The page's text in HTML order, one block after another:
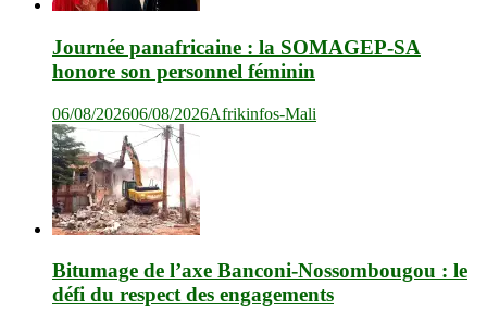
Journée panafricaine : la SOMAGEP-SA
honore son personnel féminin
06/08/202606/08/2026Afrikinfos-Mali
Bitumage de l’axe Banconi-Nossombougou : le
défi du respect des engagements